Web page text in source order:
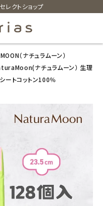
クトショップ
search
（ナチュラムーン）
ナチュラムーン） 生理
ートコットン100％